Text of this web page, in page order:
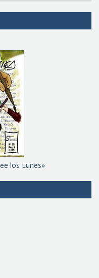
los Lunes»